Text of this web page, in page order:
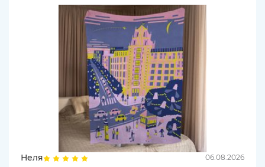
Неля 06.08.2026